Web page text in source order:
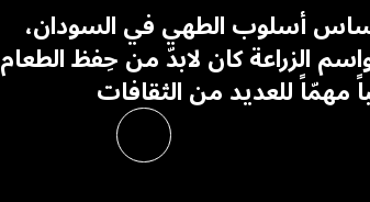
أساس أسلوب الطهي في السودان،
الزراعة كان لابدّ من حِفظ الطعام
مهمّاً للعديد من الثقافات